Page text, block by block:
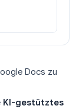
Docs zu
KI-gestütztes